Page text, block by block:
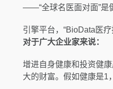
——“全球名医面对面”是
引擎平台，“BioData医
对于广大企业家来说：
增进自身健康和投资健
大的财富。假如健康是1